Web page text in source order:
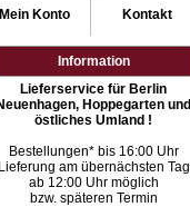
Kontakt
Mein Konto
Information
Lieferservice für Berlin
Hoppegarten und
östliches Umland !
Bestellungen* bis 16:00 Uhr
Lieferung am übernächsten Tag
ab 12:00 Uhr möglich
bzw. späteren Termin